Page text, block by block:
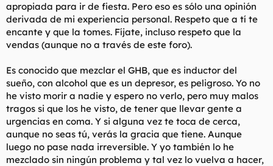
apropiada para ir de fiesta. Pero eso es sólo una opinión
derivada de mi experiencia personal. Respeto que a tí te
encante y que la tomes. Fíjate, incluso respeto que la
vendas (aunque no a través de este foro).
Es conocido que mezclar el GHB, que es inductor del
sueño, con alcohol que es un depresor, es peligroso. Yo no
he visto morir a nadie y espero no verlo, pero muy malos
tragos si que los he visto, de tener que llevar gente a
urgencias en coma. Y si alguna vez te toca de cerca,
aunque no seas tú, verás la gracia que tiene. Aunque
luego no pase nada irreversible. Y yo también lo he
mezclado sin ningún problema y tal vez lo vuelva a hacer,